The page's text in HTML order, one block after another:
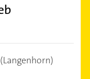
(Langenhorn)